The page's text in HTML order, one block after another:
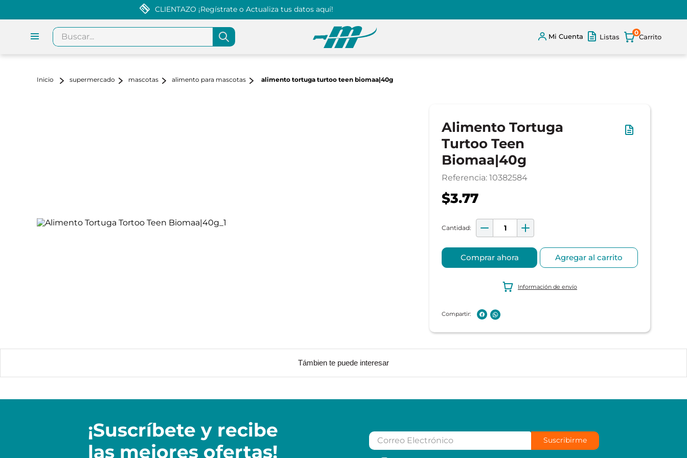
CLIENTAZO ¡Regístrate o Actualiza tus datos aquí!
Buscar...
Mi Cuenta Listas
0
supermercado mascotas alimento para mascotas alimento tortuga turtoo teen biomaa|40g
Alimento Tortuga
Turtoo Teen
Biomaa|40g
Referencia: 10382584
$3.77
Comprar ahora Agregar al carrito
Información de envío
Támbien te puede interesar
¡Suscríbete y recibe
las mejores ofertas!
Suscribirme